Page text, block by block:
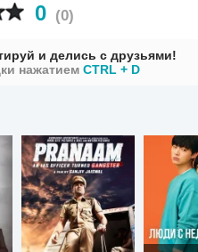
0 (0)
и делись с друзьями!
нажатием CTRL + D